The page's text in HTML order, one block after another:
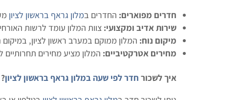
חדרים מפוארים: החדרים במלון גראף בראשון לציון
שירות אדיב ומקצועי: צוות המלון עומד לרשות האורחים 24 שעות ביממה בדיסקרטיות מלאה כדי לספק להם את השירות
מיקום נוח: המלון ממוקם במערב ראשון לציון,
מחירים אטרקטיביים: המלון מציע מחירים תחרותיים
איך לשכור חדר לפי שעה במלון גראף בראשון לציון?